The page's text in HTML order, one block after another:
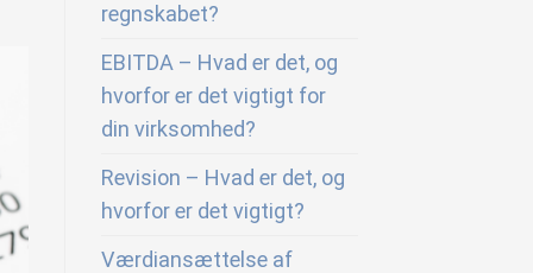
regnskabet?
EBITDA – Hvad er det, og
hvorfor er det vigtigt for
din virksomhed?
Revision – Hvad er det, og
hvorfor er det vigtigt?
Værdiansættelse af